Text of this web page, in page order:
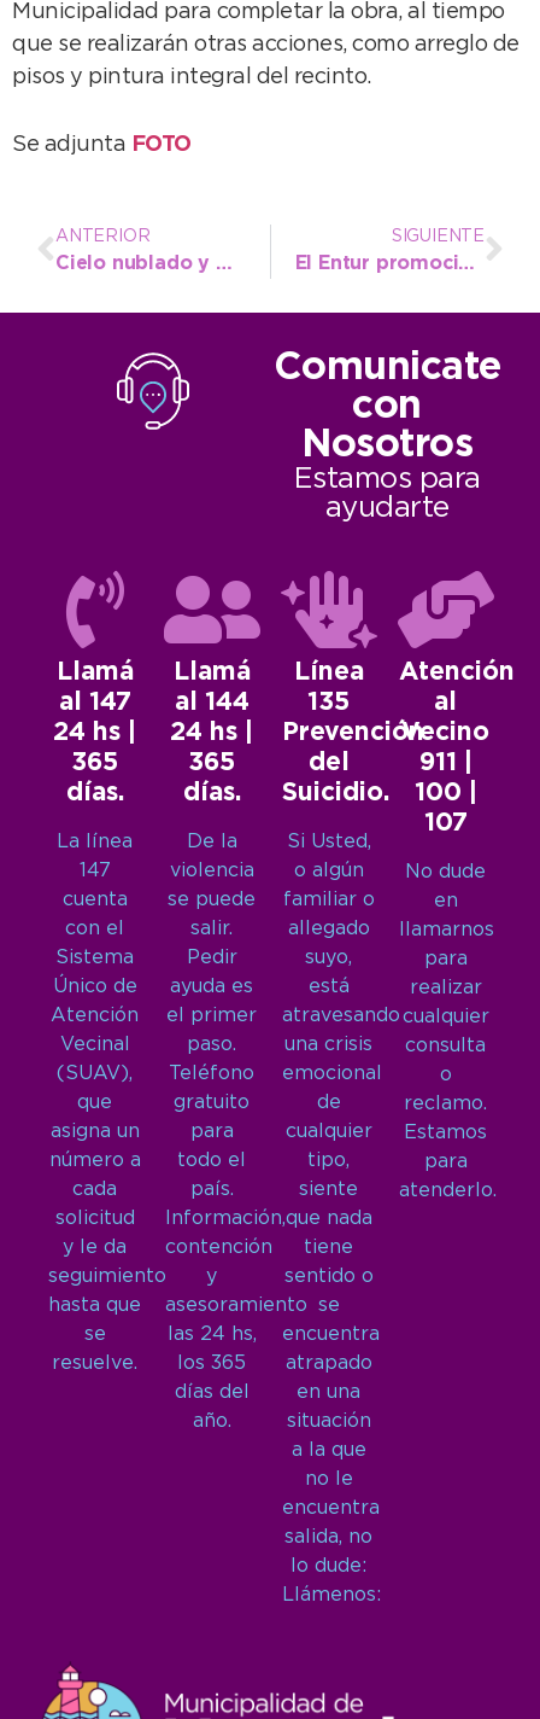
Municipalidad para completar la obra, al tiempo
que se realizarán otras acciones, como arreglo de
pisos y pintura integral del recinto.
Se adjunta FOTO
ANTERIOR
Cielo nublado y probables lluvias para hoy o mañana
SIGUIENTE
El Entur promocionará nuestra ciudad en el Mundial de Moto GP y en un Workshop de Rosario
Comunicate
con
Nosotros
Estamos para
ayudarte
Llamá
al 147
24 hs |
365
días.
La línea
147
cuenta
con el
Sistema
Único de
Atención
Vecinal
(SUAV),
que
asigna un
número a
cada
solicitud
y le da
seguimiento
hasta que
se
resuelve.
Llamá
al 144
24 hs |
365
días.
De la
violencia
se puede
salir.
Pedir
ayuda es
el primer
paso.
Teléfono
gratuito
para
todo el
país.
Información,
contención
y
asesoramiento
las 24 hs,
los 365
días del
año.
Línea
135
Prevención
del
Suicidio.
Si Usted,
o algún
familiar o
allegado
suyo,
está
atravesando
una crisis
emocional
de
cualquier
tipo,
siente
que nada
tiene
sentido o
se
encuentra
atrapado
en una
situación
a la que
no le
encuentra
salida, no
lo dude:
Llámenos:
Atención
al
Vecino
911 |
100 |
107
No dude
en
llamarnos
para
realizar
cualquier
consulta
o
reclamo.
Estamos
para
atenderlo.